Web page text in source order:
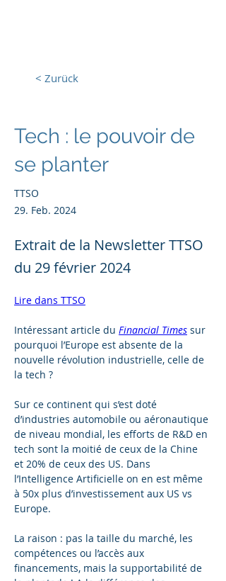
< Zurück
Tech : le pouvoir de
se planter
TTSO
29. Feb. 2024
Extrait de la Newsletter TTSO
du 29 février 2024
Lire dans TTSO
Intéressant article du Financial Times sur
pourquoi l’Europe est absente de la
nouvelle révolution industrielle, celle de
la tech ?
Sur ce continent qui s’est doté
d’industries automobile ou aéronautique
de niveau mondial, les efforts de R&D en
tech sont la moitié de ceux de la Chine
et 20% de ceux des US. Dans
l’Intelligence Artificielle on en est même
à 50x plus d’investissement aux US vs
Europe.
La raison : pas la taille du marché, les
compétences ou l’accès aux
financements, mais la supportabilité de